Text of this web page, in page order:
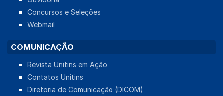
Concursos e Seleções
Webmail
COMUNICAÇÃO
Revista Unitins em Ação
Contatos Unitins
Diretoria de Comunicação (DICOM)